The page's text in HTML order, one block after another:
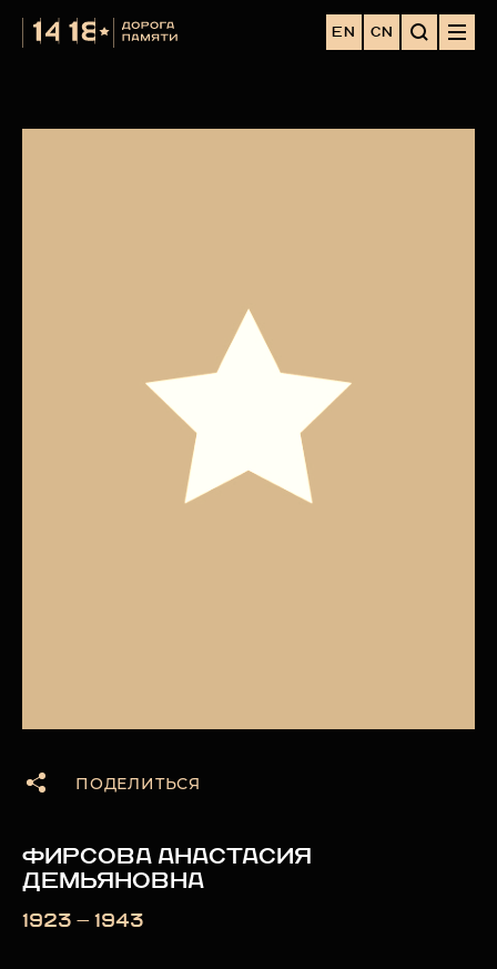
EN CN
ПОДЕЛИТЬСЯ
ФИРСОВА АНАСТАСИЯ
ДЕМЬЯНОВНА
1923 — 1943